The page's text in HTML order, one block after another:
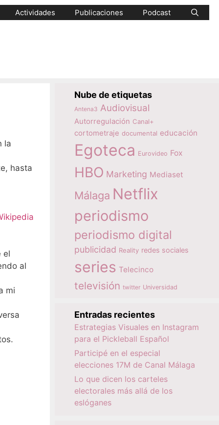
Actividades Publicaciones Podcast
la
hasta
el
al
mi
Nube de etiquetas
Antena3 Audiovisual
Autorregulación Canal+
cortometraje documental educación
Egoteca Eurovideo Fox
HBO Marketing Mediaset
Málaga Netflix
periodismo
periodismo digital
publicidad Reality redes sociales
series Telecinco
televisión twitter Universidad
Entradas recientes
Estrategias Visuales en Instagram
para el Pickleball Español
Participé en el especial
elecciones 17M de Canal Málaga
Lo que dicen los carteles
electorales más allá de los
eslóganes